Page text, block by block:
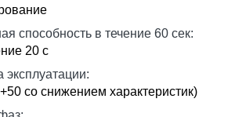
способность в течение 60 сек:
20 с
эксплуатации:
со снижением характеристик)